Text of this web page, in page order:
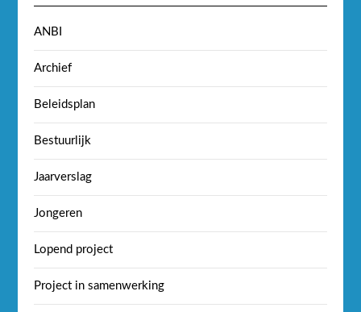
ANBI
Archief
Beleidsplan
Bestuurlijk
Jaarverslag
Jongeren
Lopend project
Project in samenwerking